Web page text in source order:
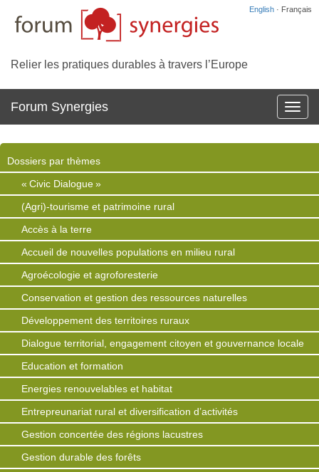
English · Français
Relier les pratiques durables à travers l’Europe
la
Forum Synergies
Dossiers par thèmes
« Civic Dialogue »
(Agri)-tourisme et patrimoine rural
Accès à la terre
Accueil de nouvelles populations en milieu rural
Agroécologie et agroforesterie
Conservation et gestion des ressources naturelles
Développement des territoires ruraux
Dialogue territorial, engagement citoyen et gouvernance locale
Education et formation
Energies renouvelables et habitat
Entrepreunariat rural et diversification d’activités
Gestion concertée des régions lacustres
Gestion durable des forêts